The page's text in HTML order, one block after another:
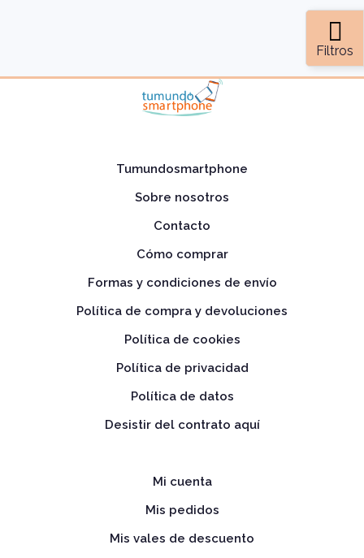
Filtros
Tumundosmartphone
Sobre nosotros
Contacto
Cómo comprar
Formas y condiciones de envío
Política de compra y devoluciones
Política de cookies
Política de privacidad
Política de datos
Desistir del contrato aquí
Mi cuenta
Mis pedidos
Mis vales de descuento